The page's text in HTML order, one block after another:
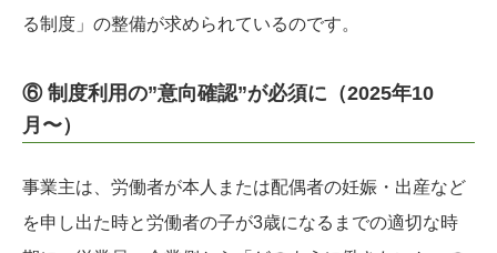
る制度」の整備が求められているのです。
⑥ 制度利用の”意向確認”が必須に（2025年10
月〜）
事業主は、労働者が本人または配偶者の妊娠・出産など
を申し出た時と労働者の子が3歳になるまでの適切な時